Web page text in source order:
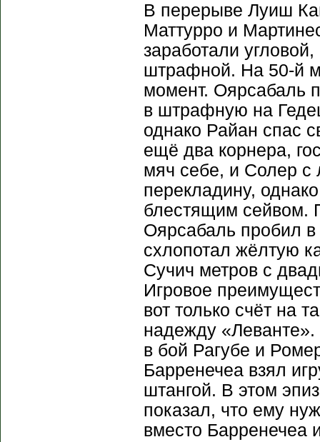
В перерыве Луиш
Маттурро и
заработали
штрафной. На 50-й
момент. Оярсабаль
в штрафную на
однако Райан спас
ещё два корнера,
мяч себе, и Солер с
перекладину,
блестящим сейвом.
Оярсабаль пробил
схлопотал жёлтую
Сучич метров с
Игровое
вот только счёт на
надежду
в бой Рагубе и
Барренечеа взял
штангой. В этом
показал, что ему
вместо Барренечеа